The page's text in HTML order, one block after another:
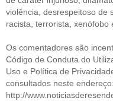
violência, desrespeitoso de
racista, terrorista, xenófobo
Os comentadores são
Código de Conduta do
Uso e Política de
consultados neste endereço:
http://